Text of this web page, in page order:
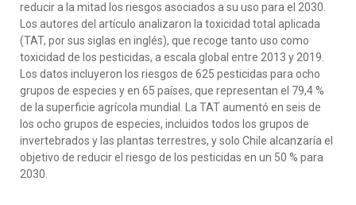
reducira la mitad los riesgos asociados a su uso para el 2030.
Los autores del artículo analizaron la toxicidad total aplicada
(TAT, por sus siglas en inglés), que recoge tanto uso como
toxicidad de los pesticidas, a escala global entre 2013 y 2019.
Los datos incluyeron los riesgos de 625 pesticidas para ocho
grupos de especies yen 65 países, que representan el 79,4 %
de la superficie agrícola mundial
La TATaumentó en seis de
los ocho grupos de especies, incluidos todos los grupos de
invertebrados y las plantas terrestres, y solo Chil e alcanzaría el
objetivo de reducir el riesgo de los pesticidas en un 50 % para
2030.